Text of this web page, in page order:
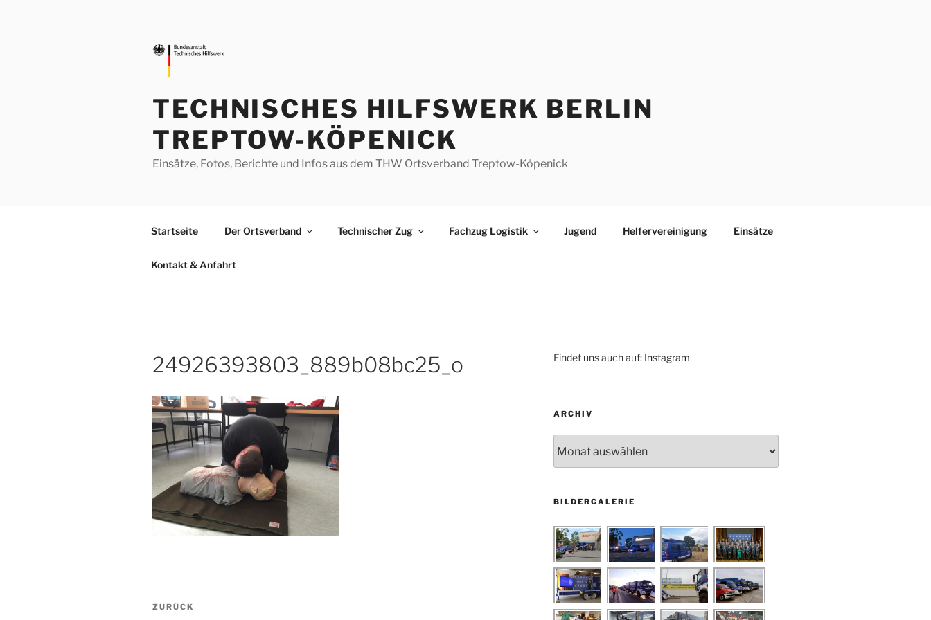
TECHNISCHES HILFSWERK BERLIN
TREPTOW-KÖPENICK
Einsätze, Fotos, Berichte und Infos aus dem THW Ortsverband Treptow-Köpenick
Startseite Der Ortsverband Technischer Zug Fachzug Logistik Jugend Helfervereinigung Einsätze
Kontakt & Anfahrt
24926393803_889b08bc25_o
Beitragsnavigation
Vorheriger
ZURÜCK
Findet uns auch auf: Instagram
ARCHIV
BILDERGALERIE